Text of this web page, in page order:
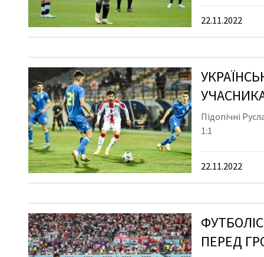
22.11.2022
Підопічні
1:1
22.11.2022
ПЕРЕД